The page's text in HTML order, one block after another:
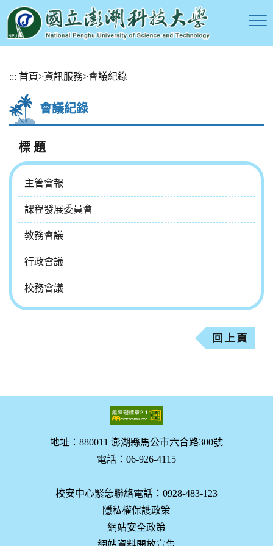
::: 首頁>資訊服務>會議紀錄
會議紀錄
標 題
主管會報
課程發展委員會
教務會議
行政會議
校務會議
回上頁
地址：880011 澎湖縣馬公市六合路300號
電話：06-926-4115
校安中心緊急聯絡電話：0928-483-123
隱私權保護政策
網站安全政策